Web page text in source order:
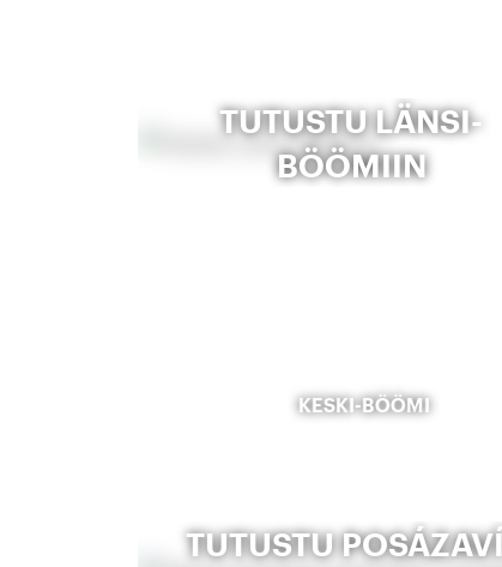
TUTUSTU LÄNSI-
BÖÖMIIN
KESKI-BÖÖMI
TUTUSTU